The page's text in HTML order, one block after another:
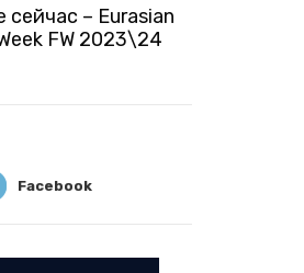
сейчас – Eurasian
FW 2023\24
Facebook